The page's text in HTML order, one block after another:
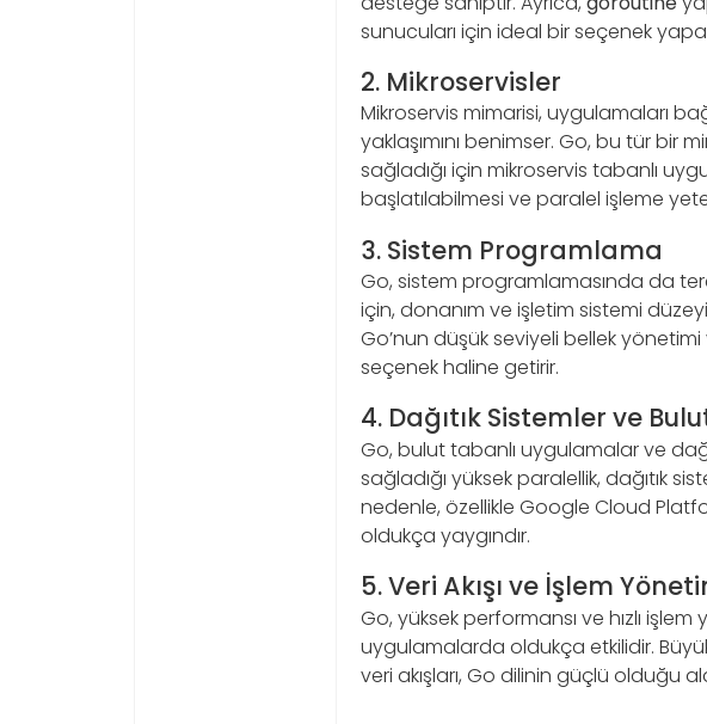
sunucuları için ideal bir seçenek
2. Mikroservisler
Mikroservis mimarisi, uygulamaları
yaklaşımını benimser. Go, bu tür bir
sağladığı için mikroservis tabanlı
başlatılabilmesi ve paralel işleme
3. Sistem Programlama
Go, sistem programlamasında da
için, donanım ve işletim sistemi
Go’nun düşük seviyeli bellek yönetimi
seçenek haline getirir.
4. Dağıtık Sistemler ve
Go, bulut tabanlı uygulamalar ve
sağladığı yüksek paralellik, dağıtık
nedenle, özellikle Google Cloud
oldukça yaygındır.
5. Veri Akışı ve İşlem
Go, yüksek performansı ve hızlı
uygulamalarda oldukça etkilidir.
veri akışları, Go dilinin güçlü olduğu